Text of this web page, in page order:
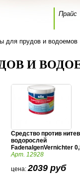
Прайс
для прудов и водоемов
И
Средство против
водорослей
FadenalgenVernichter
Арт. 12928
цена:2039 руб